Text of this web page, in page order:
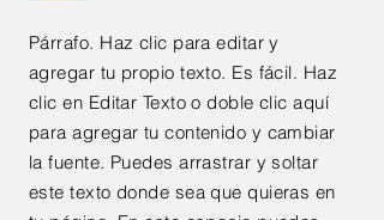
Párrafo. Haz clic para editar y
agregar tu propio texto. Es fácil. Haz
clic en Editar Texto o doble clic aquí
para agregar tu contenido y cambiar
la fuente. Puedes arrastrar y soltar
este texto donde sea que quieras en